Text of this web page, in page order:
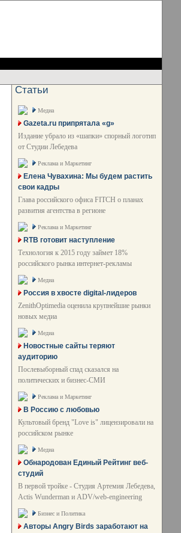
Статьи
Медиа
Gazeta.ru припрятала «g»
Издание убрало из «шапки» спорный логотип
от Студии Лебедева
Реклама и Маркетинг
Елена Чувахина: Мы будем растить
свои кадры
Глава российского офиса FITCH о планах
развития агентства в регионе
Реклама и Маркетинг
RTB готовит наступление
Технология к 2015 году займет 18%
российского рынка интернет-рекламы
Медиа
Россия в хвосте digital-лидеров
ZenithOptimedia оценила крупнейшие рынки
новых медиа
Медиа
Новостные сайты теряют
аудиторию
Послевыборный спад сказался на
политических и бизнес-СМИ
Реклама и Маркетинг
В Россию с любовью
Культовый бренд "Love is" лицензировали на
российском рынке
Медиа
Обнародован Единый Рейтинг веб-
студий
В первой тройке - Студия Артемия Лебедева,
Actis Wunderman и ADV/web-engineering
Бизнес и Политика
Авторы Angry Birds заработают на